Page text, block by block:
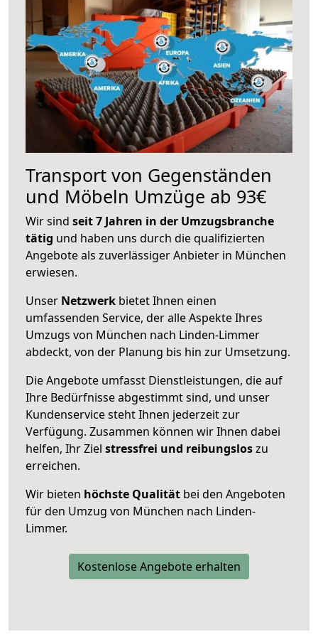
Transport von Gegenständen
und Möbeln Umzüge ab 93€
Wir sind seit 7 Jahren in der Umzugsbranche
tätig und haben uns durch die qualifizierten
Angebote als zuverlässiger Anbieter in München
erwiesen.
Unser Netzwerk bietet Ihnen einen
umfassenden Service, der alle Aspekte Ihres
Umzugs von München nach Linden-Limmer
abdeckt, von der Planung bis hin zur Umsetzung.
Die Angebote umfasst Dienstleistungen, die auf
Ihre Bedürfnisse abgestimmt sind, und unser
Kundenservice steht Ihnen jederzeit zur
Verfügung. Zusammen können wir Ihnen dabei
helfen, Ihr Ziel stressfrei und reibungsloszu
erreichen.
Wir bieten höchste Qualität bei den Angeboten
für den Umzug von München nach Linden-
Limmer.
Kostenlose Angebote erhalten